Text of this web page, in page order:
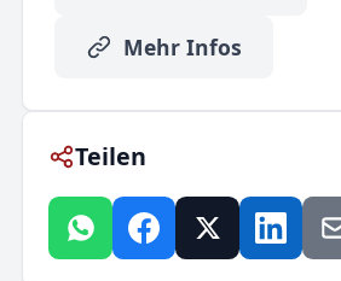
Mehr Infos
Teilen